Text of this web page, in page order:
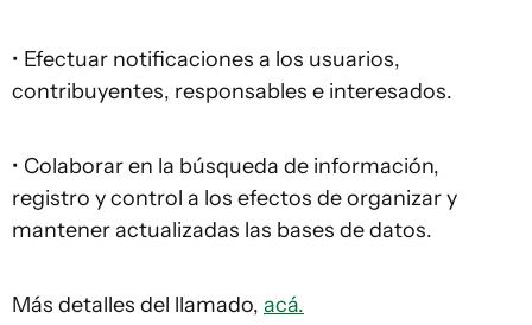
• Efectuar notificaciones a los usuarios,
contribuyentes, responsables e interesados.
• Colaborar en la búsqueda de información,
registro y control a los efectos de organizar y
mantener actualizadas las bases de datos.
Más detalles del llamado, acá.